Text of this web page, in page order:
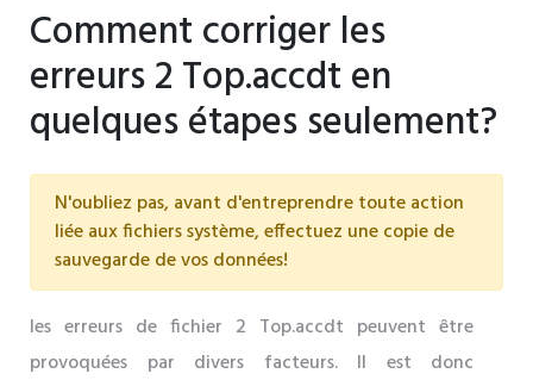
Comment corriger les
erreurs 2 Top.accdt en
quelques étapes seulement?
N'oubliez pas, avant d'entreprendre toute action
liée aux fichiers système, effectuez une copie de
sauvegarde de vos données!
les erreurs de fichier 2 Top.accdt peuvent être
provoquées par divers facteurs. Il est donc